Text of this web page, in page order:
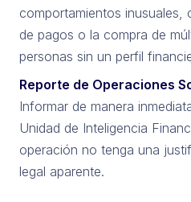
comportamientos
de pagos o la compra de
personas sin un perfil
Reporte de Operaciones
Informar de manera
Unidad de Inteligencia
operación no tenga una
legal aparente.